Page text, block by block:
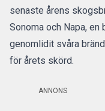
senaste årens
Sonoma och Napa, en
genomlidit svåra
för årets skörd.
ANNONS